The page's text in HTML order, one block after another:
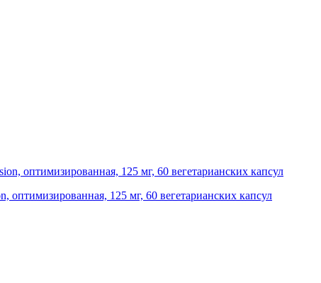
оптимизированная, 125 мг, 60 вегетарианских капсул